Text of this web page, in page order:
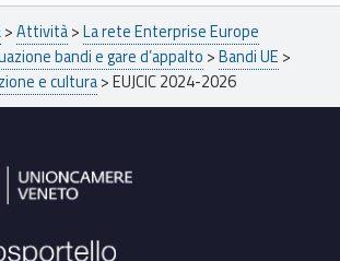
>Attività>La rete Enterprise Europe
bandi e gare d’appalto >Bandi UE >
e cultura>EUJCIC 2024-2026